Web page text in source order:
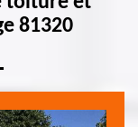
81320